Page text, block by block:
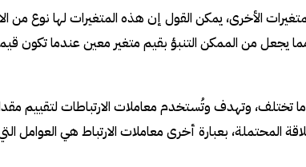
الأخرى، يمكن القول إن هذه المتغيرات لها نوع من
من الممكن التنبؤ بقيم متغير معين عندما تكون
ما تختلف، وتهدف وتُستخدم معاملات الارتباطات لتقييم
المحتملة، بعبارة أخرى معاملات الارتباط هي العوامل